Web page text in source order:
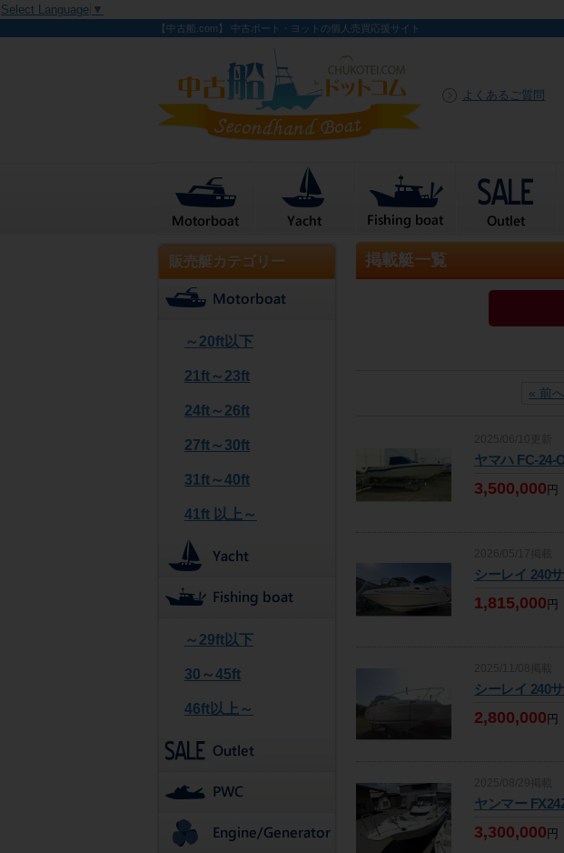
Select Language ▼
【中古船.com】 中古ボート・ヨットの個人売買応援サイト
よくあるご質問
販売艇カテゴリー
～20ft以下
21ft～23ft
24ft～26ft
27ft～30ft
31ft～40ft
41ft 以上～
～29ft以下
30～45ft
46ft以上～
掲載艇一覧
« 前へ
ヤマハ FC-24-
3,500,000円
シーレイ 240
1,815,000円
シーレイ 240
2,800,000円
ヤンマー
3,300,000円